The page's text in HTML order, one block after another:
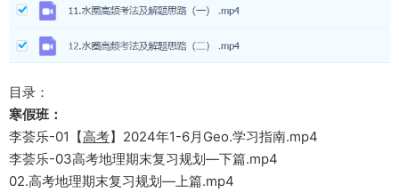
目录：
寒假班：
李荟乐-01【高考】2024年1-6月Geo.学习指南.mp4
李荟乐-03高考地理期末复习规划—下篇.mp4
02.高考地理期末复习规划—上篇.mp4